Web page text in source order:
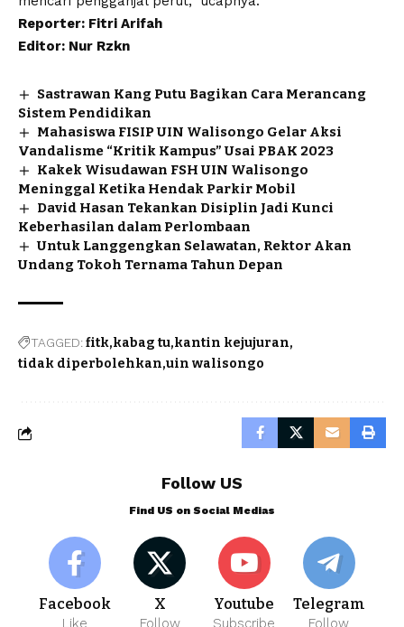
Reporter: Fitri Arifah
Editor: Nur Rzkn
Sastrawan Kang Putu Bagikan Cara Merancang
Sistem Pendidikan
Mahasiswa FISIP UIN Walisongo Gelar Aksi
Vandalisme “Kritik Kampus” Usai PBAK 2023
Kakek Wisudawan FSH UIN Walisongo
Meninggal Ketika Hendak Parkir Mobil
David Hasan Tekankan Disiplin Jadi Kunci
Keberhasilan dalam Perlombaan
Untuk Langgengkan Selawatan, Rektor Akan
Undang Tokoh Ternama Tahun Depan
TAGGED:fitk kabag tu kantin kejujuran
tidak diperbolehkan uin walisongo
Follow US
Find US on Social Medias
Facebook
Like
X
Follow
Youtube
Subscribe
Telegram
Follow